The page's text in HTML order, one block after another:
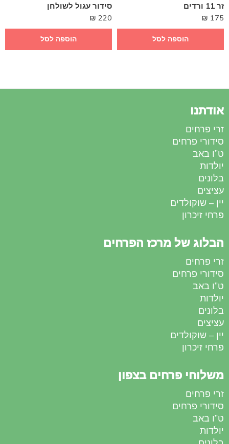
זר 11 ורדים
175
₪
הוספה לסל
סידור עגול לשולחן
220
₪
הוספה לסל
אודתנו
זרי פרחים
סידורי פרחים
ט”ו באב
יולדות
בלונים
עציצים
יין – שוקולדים
פרחי זיכרון
הבלוג של מרכז הפרחים
זרי פרחים
סידורי פרחים
ט”ו באב
יולדות
בלונים
עציצים
יין – שוקולדים
פרחי זיכרון
משלוחי פרחים בצפון
זרי פרחים
סידורי פרחים
ט”ו באב
יולדות